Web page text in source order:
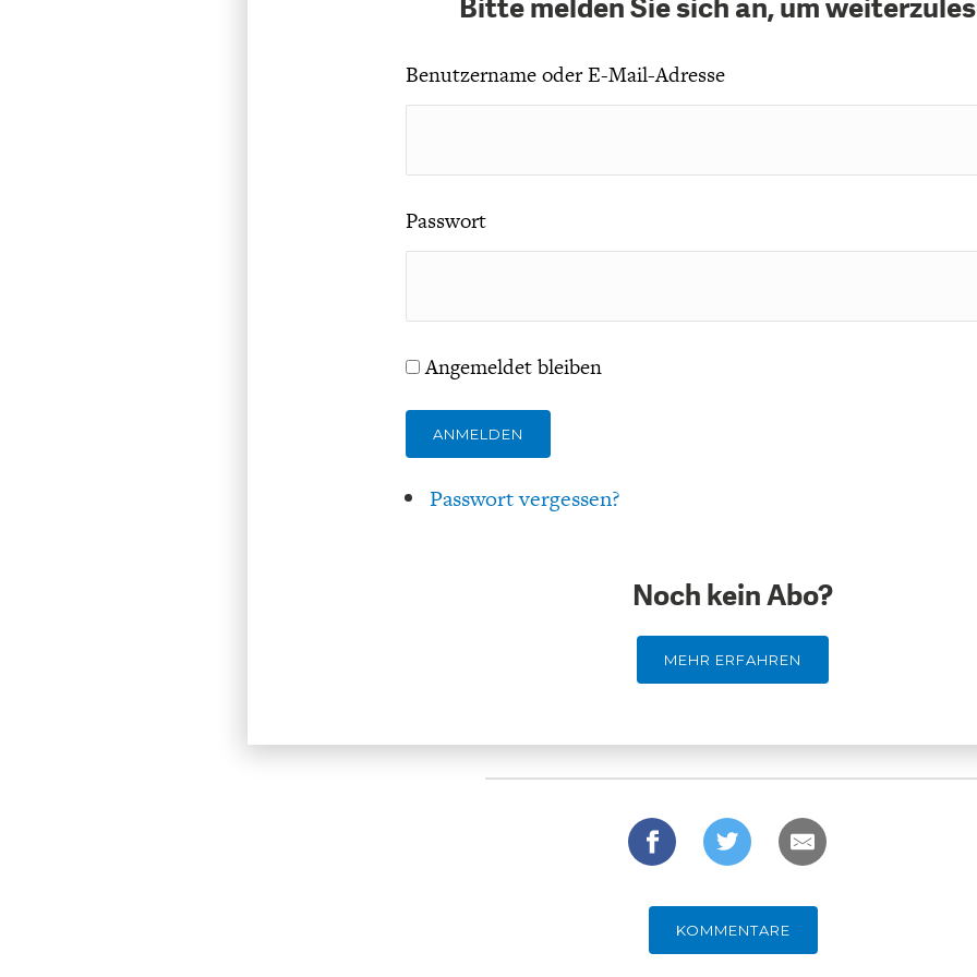
Bitte melden Sie sich an, um
Benutzername oder E-Mail-Adresse
Passwort
Angemeldet bleiben
ANMELDEN
Passwort vergessen?
Noch kein Abo?
MEHR ERFAHREN
KOMMENTARE